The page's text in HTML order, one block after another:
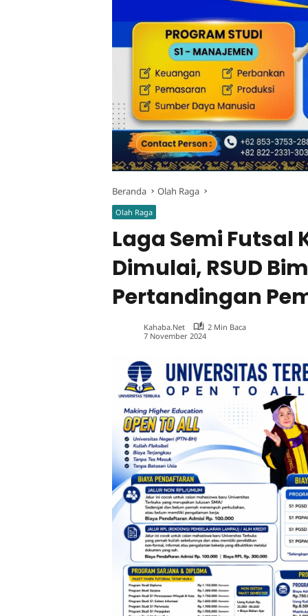
Beranda Olah Raga
Olah Raga
Laga Semi Futsal
Dimulai, RSUD
Pertandingan
Kahaba.net
2 Min Baca
7 November 2024